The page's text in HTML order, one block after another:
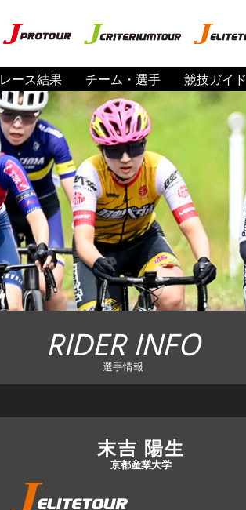
レース結果 チーム・選手 競技ガイド
RIDER INFO
選手情報
末吉 陽生
京都産業大学